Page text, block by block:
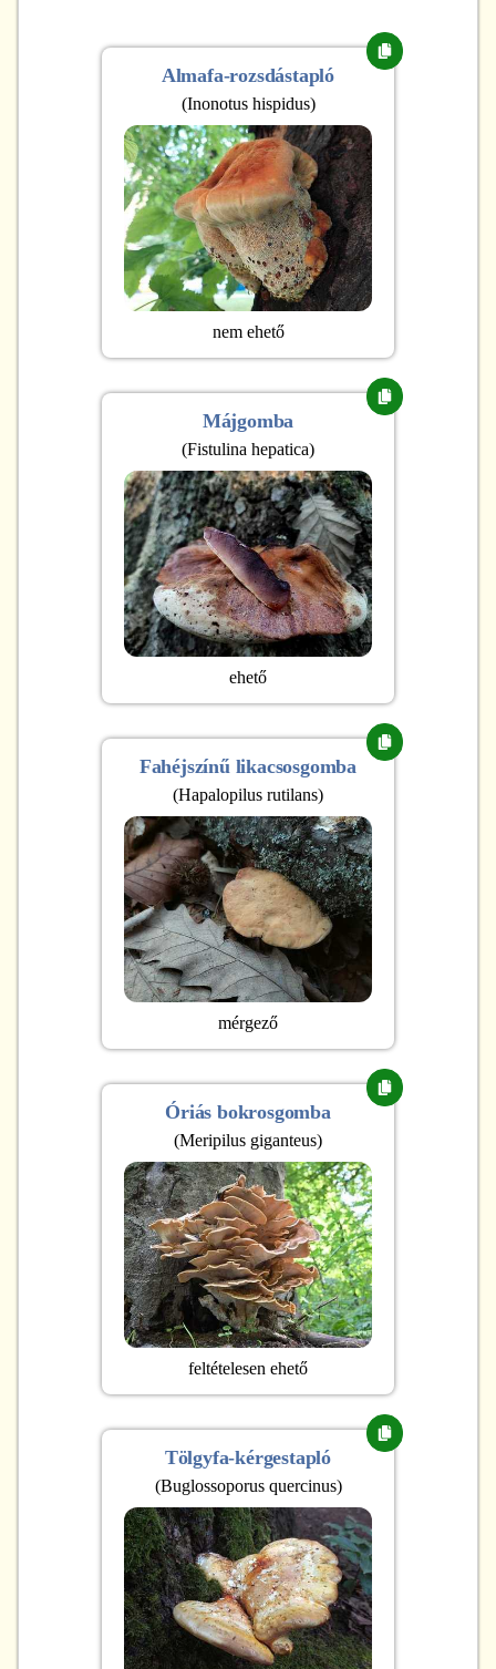
Almafa-rozsdástapló
(Inonotus hispidus)
nem ehető
Májgomba
(Fistulina hepatica)
ehető
Fahéjszínű likacsosgomba
(Hapalopilus rutilans)
mérgező
Óriás bokrosgomba
(Meripilus giganteus)
feltételesen ehető
Tölgyfa-kérgestapló
(Buglossoporus quercinus)